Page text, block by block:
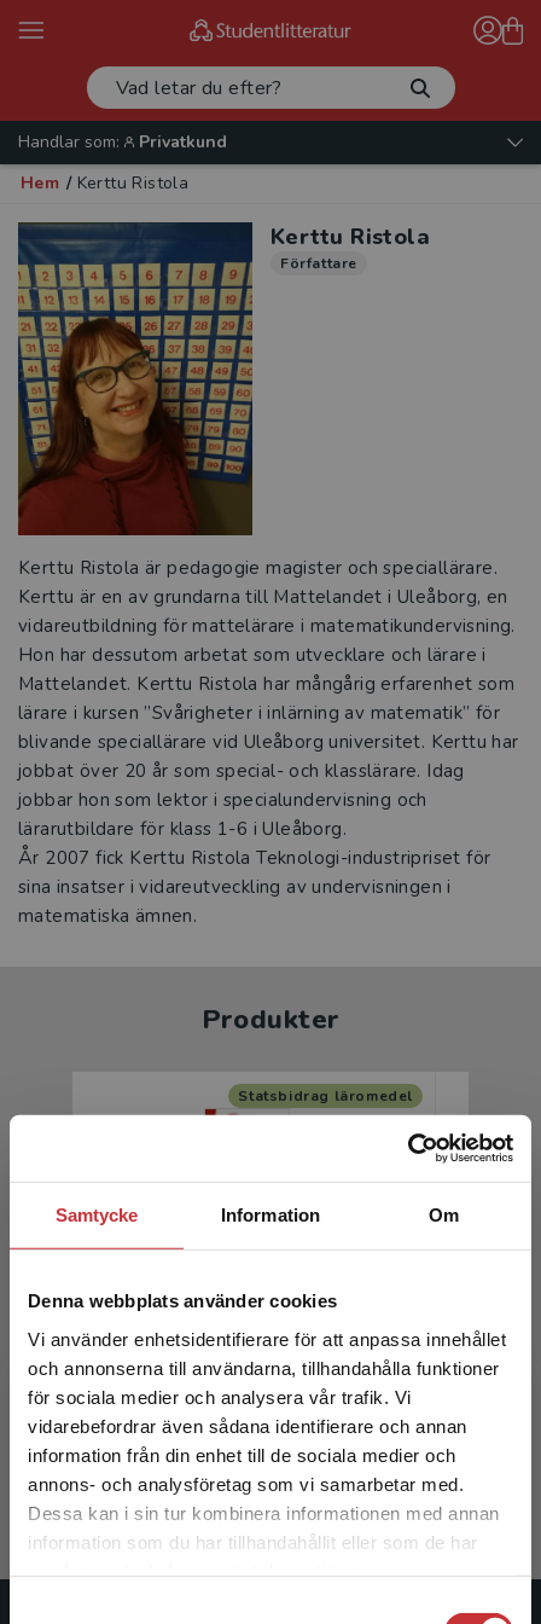
Samtycke Information Om
Denna webbplats använder cookies
Vi använder enhetsidentifierare för att anpassa innehållet
och annonserna till användarna, tillhandahålla funktioner
för sociala medier och analysera vår trafik. Vi
vidarebefordrar även sådana identifierare och annan
information från din enhet till de sociala medier och
annons- och analysföretag som vi samarbetar med.
Dessa kan i sin tur kombinera informationen med annan
information som du har tillhandahållit eller som de har
Begränsad fraktregion
Det verkar som att du besöker
studentlitteratur.se via en enhet utanför Sverige.
Vi erbjuder inte leveranser utanför Sverige. För
Handlar som:
Privatkund
Hem / Kerttu Ristola
Kerttu Ristola
Författare
Kerttu Ristola är pedagogie magister och speciallärare.
Kerttu är en av grundarna till Mattelandet i Uleåborg, en
vidareutbildning för mattelärare i matematikundervisning.
Hon har dessutom arbetat som utvecklare och lärare i
Mattelandet. Kerttu Ristola har mångårig erfarenhet som
lärare i kursen ”Svårigheter i inlärning av matematik” för
blivande speciallärare vid Uleåborg universitet. Kerttu har
jobbat över 20 år som special- och klasslärare. Idag
jobbar hon som lektor i specialundervisning och
lärarutbildare för klass 1-6 i Uleåborg.
År 2007 fick Kerttu Ristola Teknologi-industripriset för
sina insatser i vidareutveckling av undervisningen i
matematiska ämnen.
Produkter
Favorit matematik 1A Utökat
stöd Lärarpaket - Tryckt +
Digitalt 36 mån
Ristola, Kerttu m.fl.
599 krinkl. moms
Exkl. moms: 565 kr
Statsbidrag läromedel
stöd
Ristola,
599 kr
Exkl.